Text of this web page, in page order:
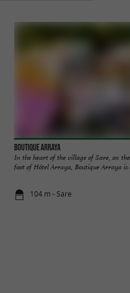
Boutique Arraya
In the heart of the village of Sare, on
foot of Hôtel Arraya, Boutique Arraya is
104 m - Sare